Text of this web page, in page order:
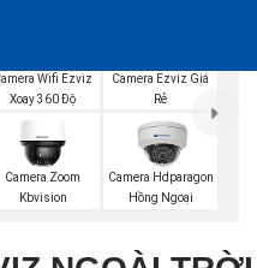
Wifi Ezviz
Xoay 360 Độ
Camera Ezviz Giá
Rẻ
Camera Zoom
Kbvision
Camera Hdparagon
Hồng Ngoại